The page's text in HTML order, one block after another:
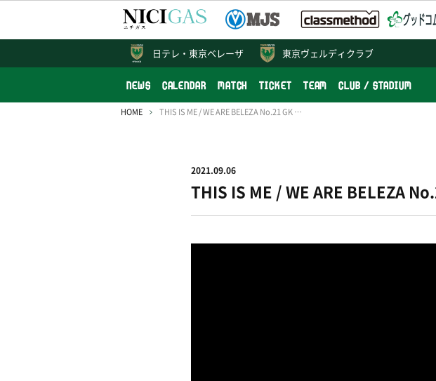
東京ヴェルディクラブ
NEWS CALENDAR MATCH TICKET TEAM CLUB / STADIUM
日テレ・ 東京ベレーザ
HOME THIS IS ME / WE ARE BELEZA No.21 GK 黒沢彩乃
2021.09.06
THIS IS ME / WE ARE BELEZA